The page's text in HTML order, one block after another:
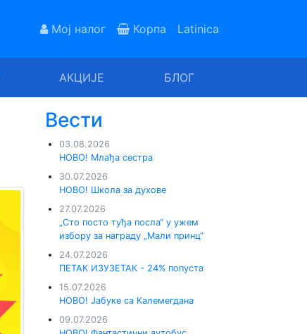
Мој налог Корпа Latinica
АКЦИЈЕ БЛОГ
Вести
03.08.2026
НОВО! Млађа сестра
30.07.2026
НОВО! Школа за духове
27.07.2026
„Сто посто туђа посла“ у ужем
избору за награду „Мали принц“
24.07.2026
ПЕТАК ИЗУЗЕТАК - 24% попуста
15.07.2026
НОВО! Јабуке са Калемегдана
09.07.2026